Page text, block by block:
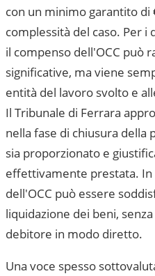
con un minimo garantito di
complessità del caso. Per i
il compenso dell'OCC può
significative, ma viene
entità del lavoro svolto e
Il Tribunale di Ferrara
nella fase di chiusura della
sia proporzionato e
effettivamente prestata. In
dell'OCC può essere
liquidazione dei beni,
debitore in modo diretto.
Una voce spesso